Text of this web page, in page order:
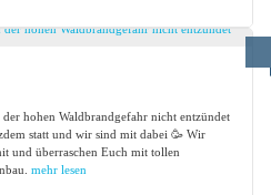
hohen Waldbrandgefahr nicht entzündet
statt und wir sind mit dabei 🥳 Wir
und überraschen Euch mit tollen
mehr lesen